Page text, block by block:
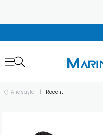
Anasayfa Recent